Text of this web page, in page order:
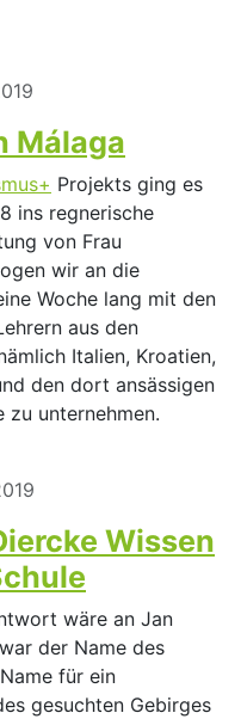
Málaga
Projekts ging es
ins regnerische
von Frau
wir an die
Woche lang mit den
aus den
Italien, Kroatien,
den dort ansässigen
zu unternehmen.
Wissen
wäre an Jan
der Name des
für ein
gesuchten Gebirges